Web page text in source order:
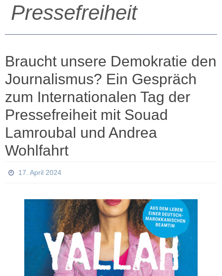
Pressefreiheit
Braucht unsere Demokratie den
Journalismus? Ein Gespräch
zum Internationalen Tag der
Pressefreiheit mit Souad
Lamroubal und Andrea
Wohlfahrt
17. April 2024